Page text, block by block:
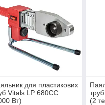
для пластикових
Vitals LP 680CC
Вт)
(2